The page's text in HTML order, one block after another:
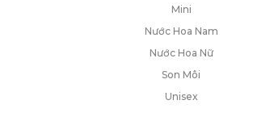
Mini
Nước Hoa Nam
Nước Hoa Nữ
Son Môi
Unisex